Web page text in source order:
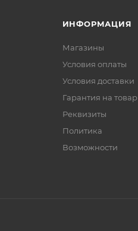
ИНФОРМАЦИЯ
Магазины
Условия оплаты
Условия доставки
Гарантия на товар
Реквизиты
Политика
Возможности